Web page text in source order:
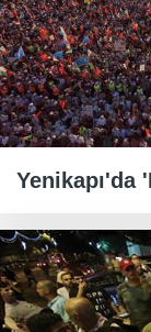
Yenikapı'da